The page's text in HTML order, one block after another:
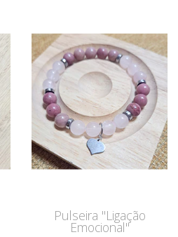
Pulseira "Ligação
Emocional"